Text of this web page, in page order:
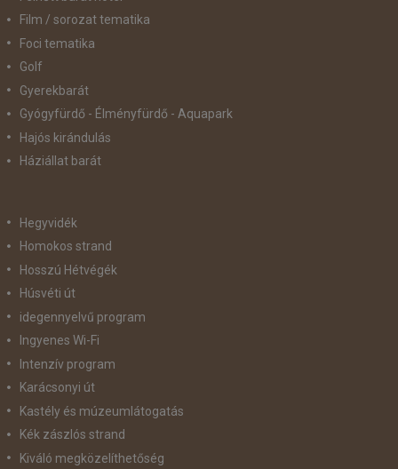
Film / sorozat tematika
Foci tematika
Golf
Gyerekbarát
Gyógyfürdő - Élményfürdő - Aquapark
Hajós kirándulás
Háziállat barát
Hegyvidék
Homokos strand
Hosszú Hétvégék
Húsvéti út
idegennyelvű program
Ingyenes Wi-Fi
Intenzív program
Karácsonyi út
Kastély és múzeumlátogatás
Kék zászlós strand
Kiváló megközelíthetőség